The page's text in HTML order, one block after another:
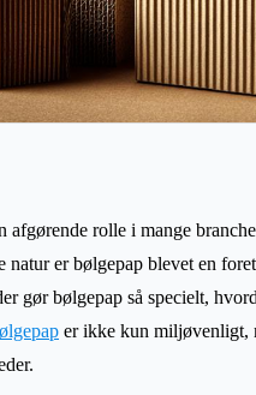
afgørende rolle i mange
natur er bølgepap blevet en
gør bølgepap så specielt,
er ikke kun miljøvenligt,